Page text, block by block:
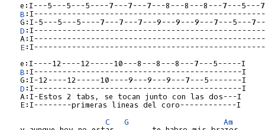
e:I---5---5---5----7---7---7---8---8---8---7---5---
B
G:I-5---5---5----7---7---7---9---9---9---7---5---
D
E
   e:I----12----12-----10---8---8---8---7---5-----I
B :I--------------------------------------------I
   G:I-12----12-----10----9---9---9---7---5-------I
D :I--------------------------------------------I
   A:I-Estos 2 tabs, se tocan junto con las dos---I
   E:I--------primeras lineas del coro------------I
C
G
Am